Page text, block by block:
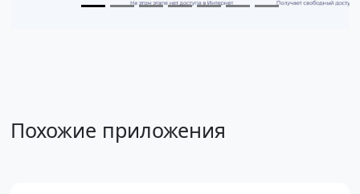
Похожие приложения